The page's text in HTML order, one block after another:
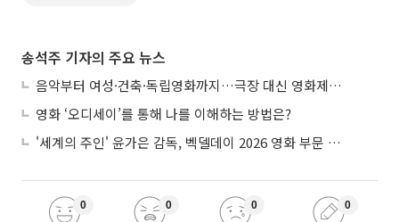
송석주 기자의 주요 뉴스
음악부터 여성·건축·독립영화까지…극장 대신 영화제로 즐기는 스크린 여행
영화 ‘오디세이’를 통해 나를 이해하는 방법은?
'세계의 주인' 윤가은 감독, 벡델데이 2026 영화 부문 벡델리안 감독 선정
0 0 0 0